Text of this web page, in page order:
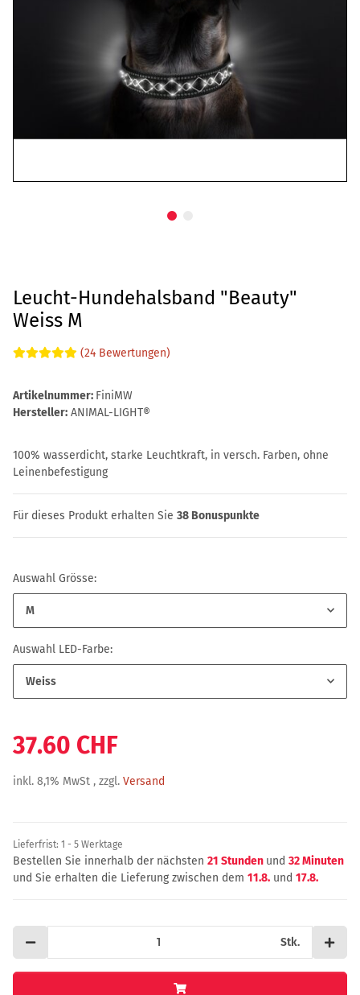
Leucht-Hundehalsband "Beauty"
Weiss M
(24 Bewertungen)
Artikelnummer: FiniMW
Hersteller: ANIMAL-LIGHT®
100% wasserdicht, starke Leuchtkraft, in versch. Farben, ohne
Leinenbefestigung
Für dieses Produkt erhalten Sie 38 Bonuspunkte
Auswahl Grösse:
M
Auswahl LED-Farbe:
Weiss
37.60 CHF
inkl. 8,1% MwSt , zzgl. Versand
Lieferfrist: 1 - 5 Werktage
Bestellen Sie innerhalb der nächsten 21 Stunden und 32 Minuten
und Sie erhalten die Lieferung zwischen dem 11.8. und 17.8.
Stk.